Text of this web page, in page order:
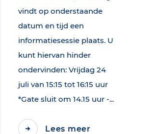
vindt op onderstaande
datum en tijd een
informatiesessie plaats. U
kunt hiervan hinder
ondervinden: Vrijdag 24
juli van 15:15 tot 16:15 uur
*Gate sluit om 14.15 uur -...
Lees meer